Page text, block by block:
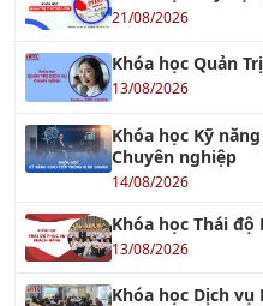
21/08/2026
Khóa học Quản
13/08/2026
Khóa học Kỹ
Chuyên nghiệp
14/08/2026
Khóa học Thái độ
13/08/2026
Khóa học Dịch vụ